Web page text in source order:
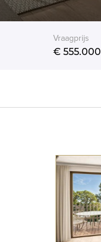
Vraagprijs
€ 555.000